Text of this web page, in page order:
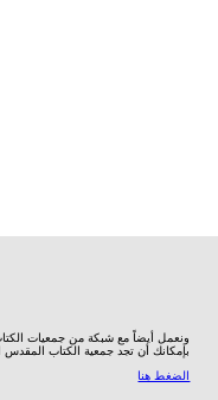
ونعمل أيضاً مع شبكة من جمعيات
بإمكانك أن تجد جمعية الكتاب
الضغط هنا